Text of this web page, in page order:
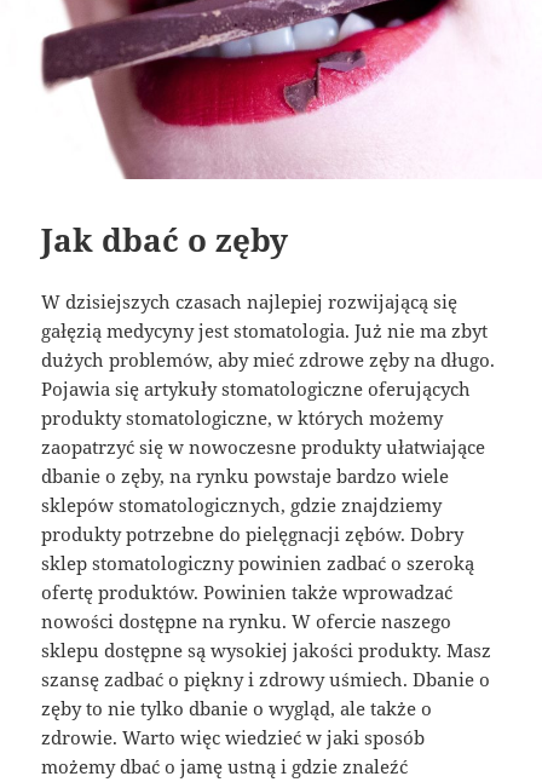
Jak dbać o zęby
W dzisiejszych czasach najlepiej rozwijającą się
gałęzią medycyny jest stomatologia. Już nie ma zbyt
dużych problemów, aby mieć zdrowe zęby na długo.
Pojawia się artykuły stomatologiczne oferujących
produkty stomatologiczne, w których możemy
zaopatrzyć się w nowoczesne produkty ułatwiające
dbanie o zęby, na rynku powstaje bardzo wiele
sklepów stomatologicznych, gdzie znajdziemy
produkty potrzebne do pielęgnacji zębów. Dobry
sklep stomatologiczny powinien zadbać o szeroką
ofertę produktów. Powinien także wprowadzać
nowości dostępne na rynku. W ofercie naszego
sklepu dostępne są wysokiej jakości produkty. Masz
szansę zadbać o piękny i zdrowy uśmiech. Dbanie o
zęby to nie tylko dbanie o wygląd, ale także o
zdrowie. Warto więc wiedzieć w jaki sposób
możemy dbać o jamę ustną i gdzie znaleźć